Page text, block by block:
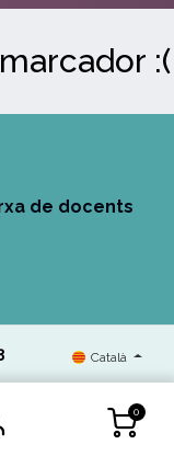
0
:(
de docents
Català